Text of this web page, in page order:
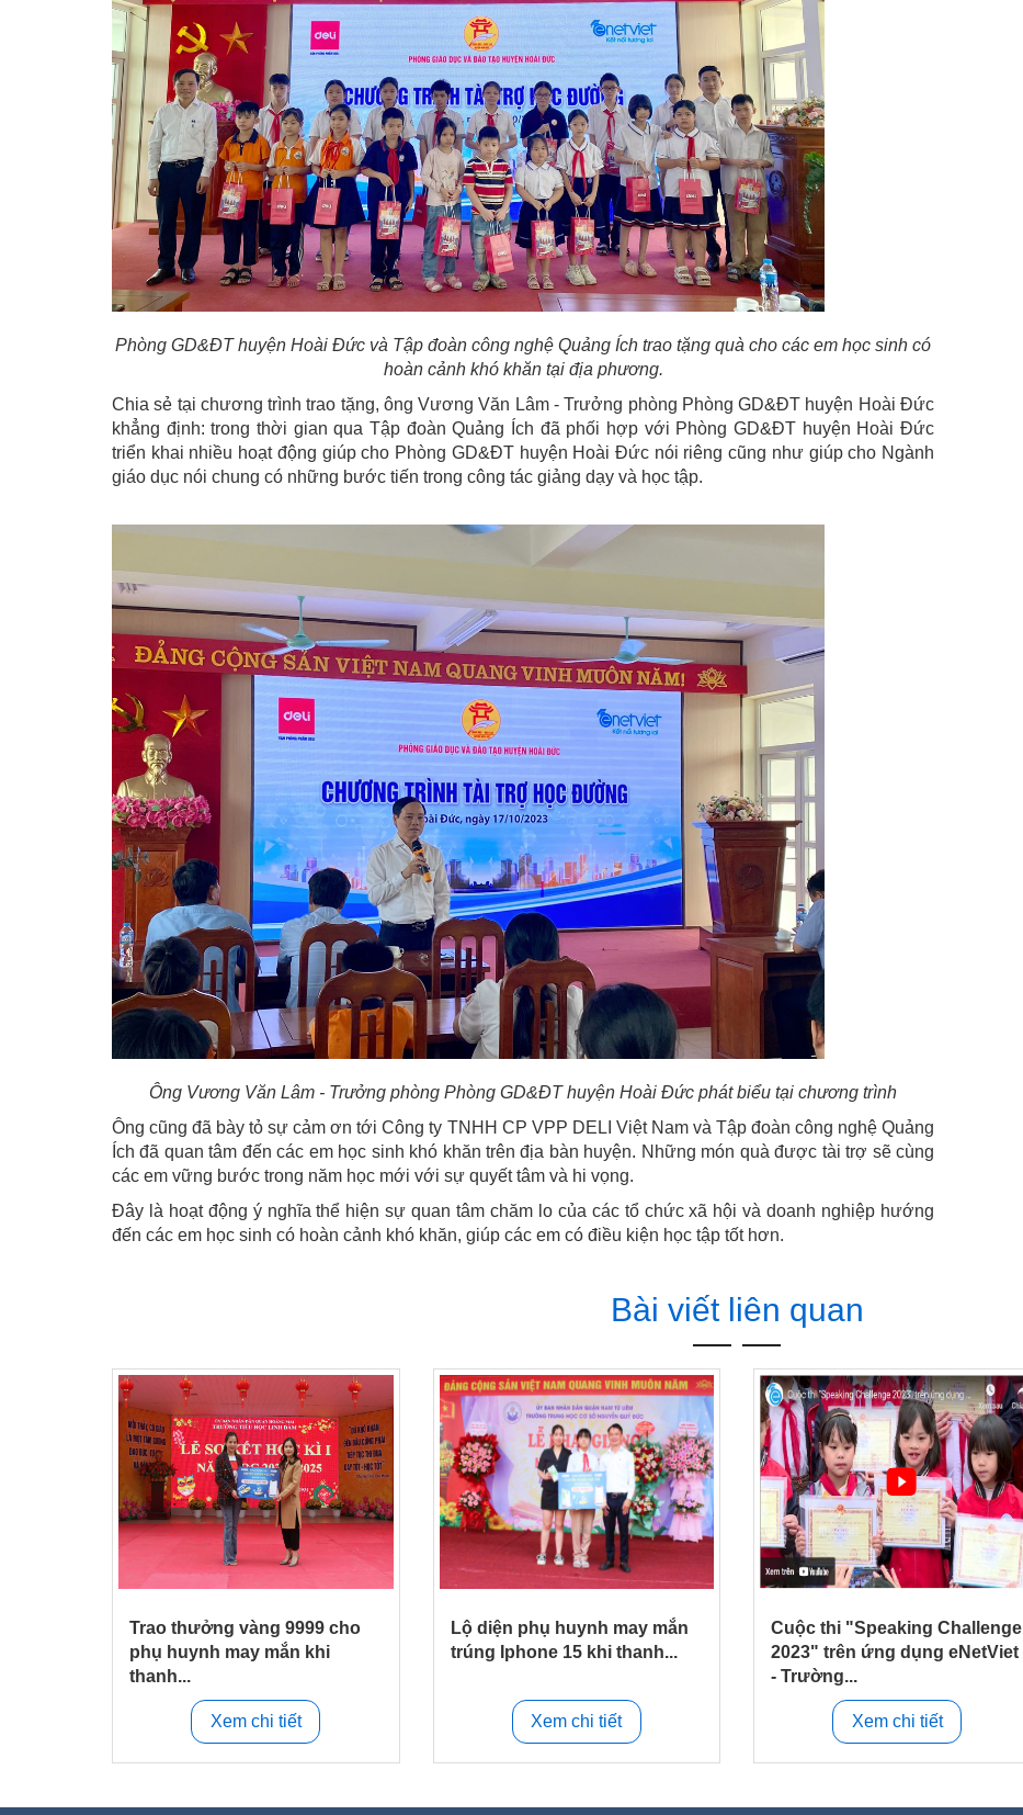
Phòng GD&ĐT huyện Hoài Đức và Tập đoàn công nghệ Quảng Ích trao tặng quà cho các em học sinh có
hoàn cảnh khó khăn tại địa phương.
Chia sẻ tại chương trình trao tặng, ông Vương Văn Lâm - Trưởng phòng Phòng GD&ĐT huyện Hoài Đức
khẳng định: trong thời gian qua Tập đoàn Quảng Ích đã phối hợp với Phòng GD&ĐT huyện Hoài Đức
triển khai nhiều hoạt động giúp cho Phòng GD&ĐT huyện Hoài Đức nói riêng cũng như giúp cho Ngành
giáo dục nói chung có những bước tiến trong công tác giảng dạy và học tập.
Ông Vương Văn Lâm - Trưởng phòng Phòng GD&ĐT huyện Hoài Đức phát biểu tại chương trình
Ông cũng đã bày tỏ sự cảm ơn tới Công ty TNHH CP VPP DELI Việt Nam và Tập đoàn công nghệ Quảng
Ích đã quan tâm đến các em học sinh khó khăn trên địa bàn huyện. Những món quà được tài trợ sẽ cùng
các em vững bước trong năm học mới với sự quyết tâm và hi vọng.
Đây là hoạt động ý nghĩa thể hiện sự quan tâm chăm lo của các tổ chức xã hội và doanh nghiệp hướng
đến các em học sinh có hoàn cảnh khó khăn, giúp các em có điều kiện học tập tốt hơn.
Bài viết liên quan
Trao thưởng vàng 9999 cho
phụ huynh may mắn khi
thanh...
Xem chi tiết
Lộ diện phụ huynh may mắn
trúng Iphone 15 khi thanh...
Xem chi tiết
Cuộc thi "Speaking Challenge
2023" trên ứng dụng eNetViet
- Trường...
Xem chi tiết